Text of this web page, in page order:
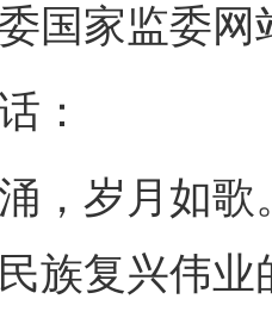
家监委网
：
岁月如歌
族复兴伟